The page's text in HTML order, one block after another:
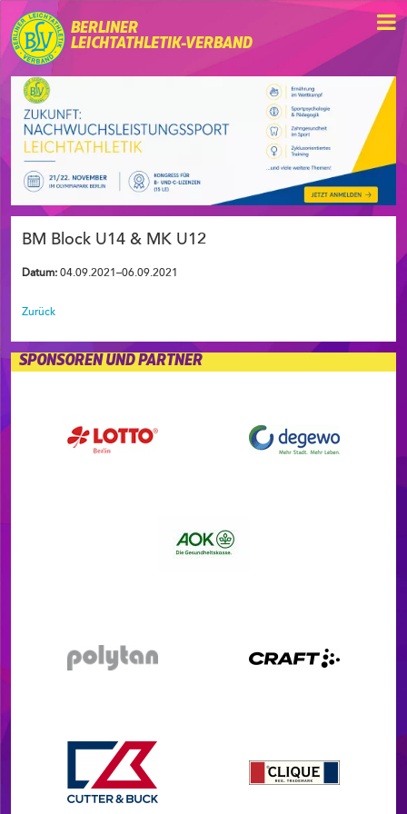
BERLINER
LEICHTATHLETIK-VERBAND
BM Block U14 & MK U12
Datum: 04.09.2021–06.09.2021
Zurück
SPONSOREN UND PARTNER